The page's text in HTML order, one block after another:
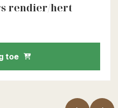
rendier/hert
toe